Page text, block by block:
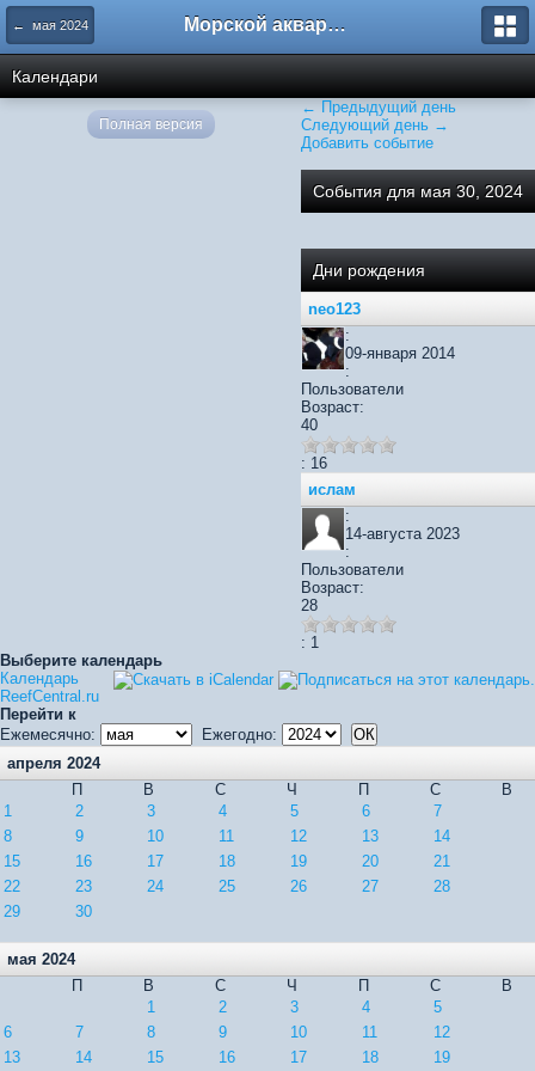
← мая 2024 Морской аквариум. Форумы ReefCentral.ru
Календари
← Предыдущий день
Следующий день →
Добавить событие
События для мая 30, 2024
Дни рождения
neo123
:
09-января 2014
:
Пользователи
Возраст:
40
: 16
ислам
:
14-августа 2023
:
Пользователи
Возраст:
28
: 1
Выберите календарь
Календарь
ReefCentral.ru
Перейти к
Ежемесячно:
Ежегодно:
апреля 2024
П
В С Ч П С
В
1
2 3 4 5 6
7
8
9 10 11 12 13
14
15
16 17 18 19 20
21
22
23 24 25 26 27
28
29
30
мая 2024
П
В С Ч П С
В
1
2 3 4
5
6
7 8 9 10 11
12
13
14 15 16 17 18 19
Полная версия